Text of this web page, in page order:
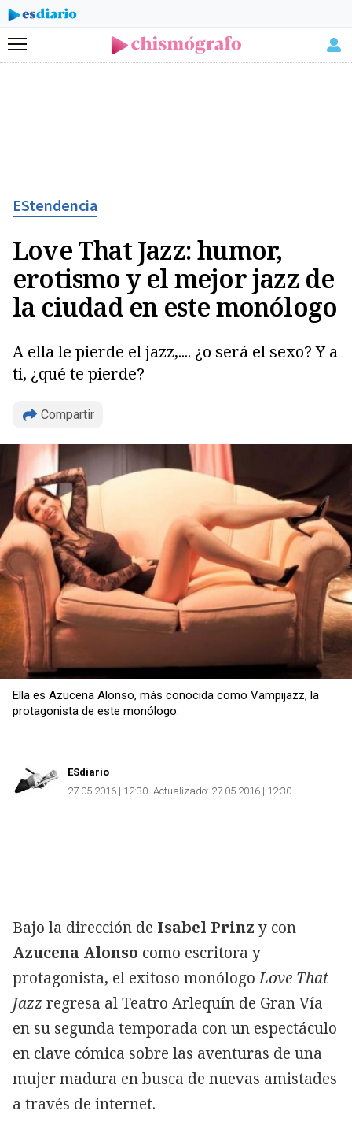
Menú
EStendencia
Love That Jazz: humor,
erotismo y el mejor jazz de
la ciudad en este monólogo
A ella le pierde el jazz,.... ¿o será el sexo? Y a
ti, ¿qué te pierde?
Compartir
Copiar
Ella es Azucena Alonso, más conocida como Vampijazz, la
protagonista de este monólogo.
ESdiario
27.05.2016 | 12:30 Actualizado: 27.05.2016 | 12:30
Bajo la dirección de Isabel Prinz y con
Azucena Alonso como escritora y
protagonista, el exitoso monólogoLove That
Jazz regresa al Teatro Arlequín de Gran Vía
en su segunda temporada con un espectáculo
en clave cómica sobre las aventuras de una
mujer madura en busca de nuevas amistades
a través de internet.